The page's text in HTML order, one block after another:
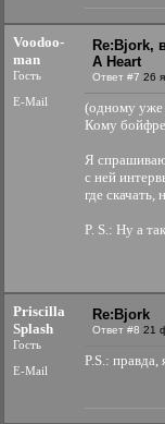
Voodoo-
man
Гость
E-Mail
Re:Bjork,
A Heart
Ответ #7 26
(одному уже
Кому
Я спрашиваю
с ней
где скачать,
P. S.: Ну а
Priscilla
Splash
Гость
E-Mail
Re:Bjork
Ответ #8 21
P.S.: правда,